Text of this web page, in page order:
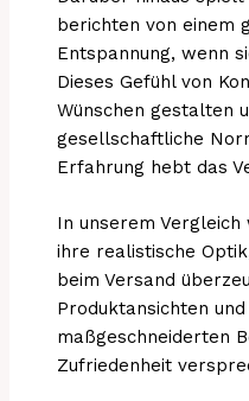
berichten von einem
Entspannung, wenn
Dieses Gefühl von
Wünschen gestalten
gesellschaftliche
Erfahrung hebt das
In unserem
ihre realistische
beim Versand
Produktansichten
maßgeschneiderten
Zufriedenheit